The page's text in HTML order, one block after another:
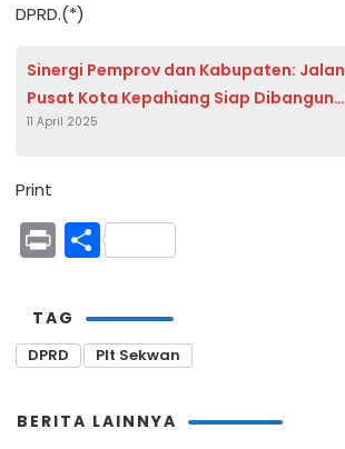
DPRD.(*)
Sinergi Pemprov dan Kabupaten: Jalan
Pusat Kota Kepahiang Siap Dibangun
dengan Anggaran Rp20 Miliar
11 April 2025
Print
PrintShare
TAG
DPRD Plt Sekwan
BERITA LAINNYA